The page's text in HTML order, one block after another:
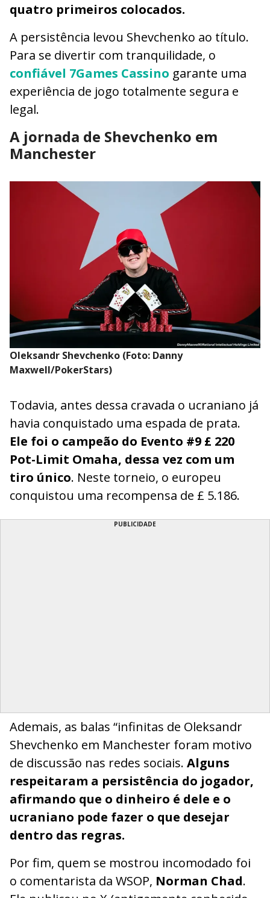
quatro primeiros colocados.
A persistência levou Shevchenko ao título.
Para se divertir com tranquilidade, o
confiável 7Games Cassino garante uma
experiência de jogo totalmente segura e
legal.
A jornada de Shevchenko em
Manchester
Oleksandr Shevchenko (Foto: Danny
Maxwell/PokerStars)
Todavia, antes dessa cravada o ucraniano já
havia conquistado uma espada de prata.
Ele foi o campeão do Evento #9 £ 220
Pot-Limit Omaha, dessa vez com um
tiro único. Neste torneio, o europeu
conquistou uma recompensa de £ 5.186.
PUBLICIDADE
Ademais, as balas “infinitas de Oleksandr
Shevchenko em Manchester foram motivo
de discussão nas redes sociais. Alguns
respeitaram a persistência do jogador,
afirmando que o dinheiro é dele e o
ucraniano pode fazer o que desejar
dentro das regras.
Por fim, quem se mostrou incomodado foi
o comentarista da WSOP, Norman Chad.